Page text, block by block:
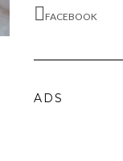
FACEBOOK
ADS